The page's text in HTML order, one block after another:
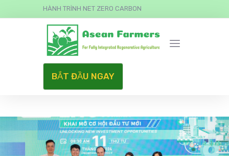
HÀNH TRÌNH NET ZERO CARBON
BẮT ĐẦU NGAY